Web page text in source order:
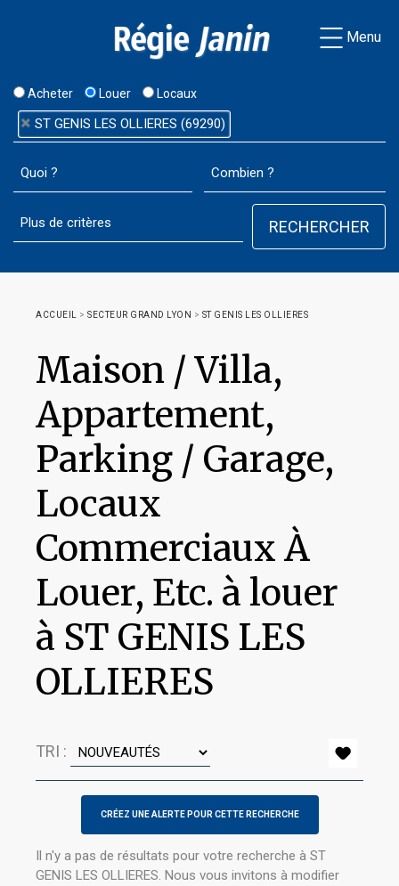
Menu
Acheter Louer Locaux
ST GENIS LES OLLIERES (69290)
ACCUEIL > SECTEUR GRAND LYON > ST GENIS LES OLLIERES
Maison / Villa,
Appartement,
Parking / Garage,
Locaux
Commerciaux À
Louer, Etc. à louer
à ST GENIS LES
OLLIERES
TRI :
Il n'y a pas de résultats pour votre recherche à ST
GENIS LES OLLIERES. Nous vous invitons à modifier